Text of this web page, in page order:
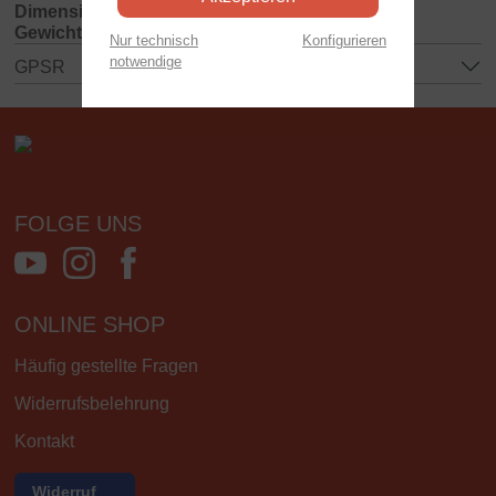
Dimensionen:
400x65x260 mm
Gewicht:
0.12 kg
GPSR
FOLGE UNS
ONLINE SHOP
Häufig gestellte Fragen
Widerrufsbelehrung
Kontakt
Widerruf
Nur technisch
notwendige
Konfigurieren